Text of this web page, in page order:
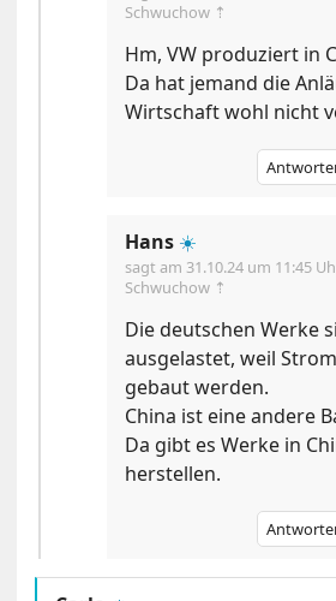
Schwuchow ⇡
Hm, VW produziert in
Da hat jemand die
Wirtschaft wohl nicht
Hans ☀️
sagt am 31.10.24 um 11:45
Schwuchow ⇡
Die deutschen Werke
ausgelastet, weil
gebaut werden.
China ist eine andere
Da gibt es Werke in
herstellen.